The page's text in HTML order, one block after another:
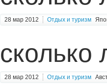
28 мар 2012 Отдых и туризм
сколько
28 мар 2012 Отдых и туризм